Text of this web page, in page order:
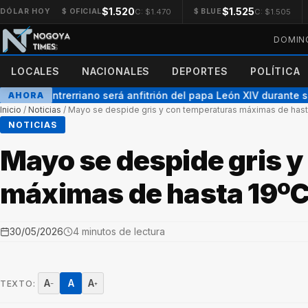
DÓLAR HOY $ OFICIAL$1.520C: $1.470 $ BLUE$1.525C: $1.505
LOCALES NACIONALES DEPORTES POLÍTICA
AHORAentrerriano será anfitrión del papa León XIV durante su
Inicio / Noticias / Mayo se despide gris y con temperaturas máximas de
NOTICIAS
Mayo se despide gris
máximas de hasta
30/05/2026 4 minutos de lectura
TEXTO: A− A A+